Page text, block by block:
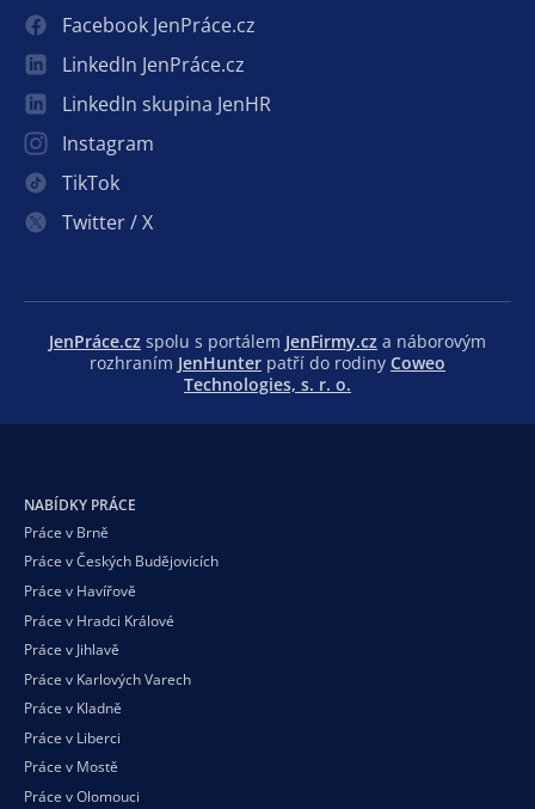
Facebook JenPráce.cz
LinkedIn JenPráce.cz
LinkedIn skupina JenHR
Instagram
TikTok
Twitter / X
JenPráce.cz spolu s portálem JenFirmy.cz a náborovým
rozhraním JenHunter patří do rodiny Coweo
Technologies, s. r. o.
NABÍDKY PRÁCE
Práce v Brně
Práce v Českých Budějovicích
Práce v Havířově
Práce v Hradci Králové
Práce v Jihlavě
Práce v Karlových Varech
Práce v Kladně
Práce v Liberci
Práce v Mostě
Práce v Olomouci